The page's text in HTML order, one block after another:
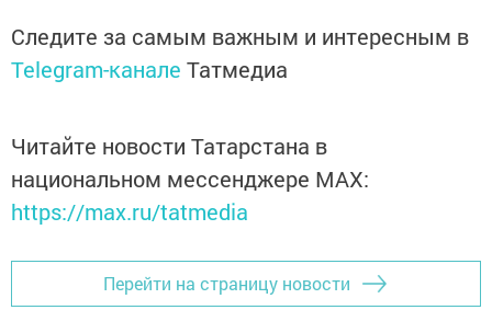
Следите за самым важным и интересным в
Telegram-канале Татмедиа
Читайте новости Татарстана в
национальном мессенджере MАХ:
https://max.ru/tatmedia
Перейти на страницу новости